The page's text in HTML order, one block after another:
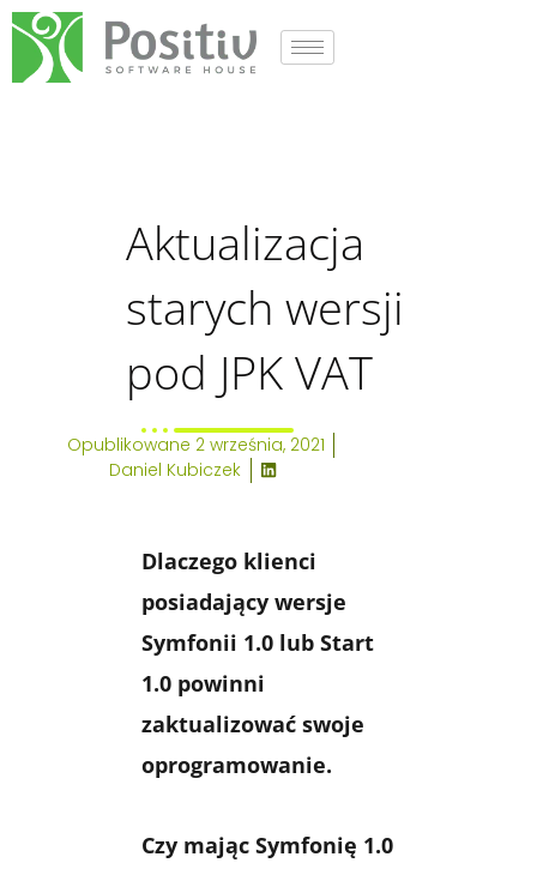
Aktualizacja starych
Aktualizacja
starych wersji
pod JPK VAT
Opublikowane 2 września, 2021
Daniel Kubiczek
Dlaczego klienci
posiadający wersje
Symfonii 1.0 lub Start
1.0 powinni
zaktualizować swoje
oprogramowanie.
Czy mając Symfonię 1.0